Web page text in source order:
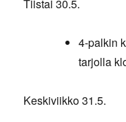
Tiistai 30.5.
4-palkin
tarjolla
Keskiviikko 31.5.